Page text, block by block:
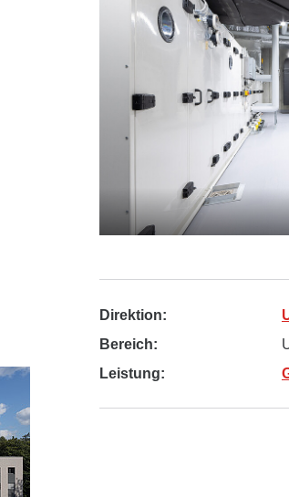
Direktion:
Bereich:
Leistung: